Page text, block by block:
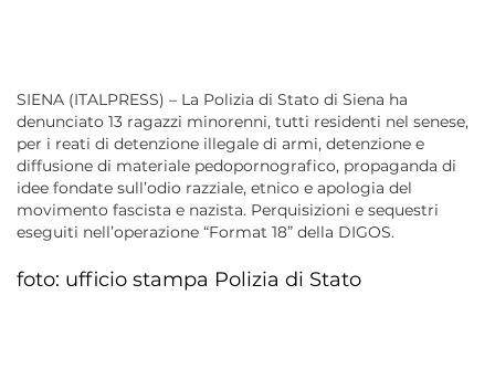
SIENA (ITALPRESS) – La Polizia di Stato di Siena ha
denunciato 13 ragazzi minorenni, tutti residenti nel senese,
per i reati di detenzione illegale di armi, detenzione e
diffusione di materiale pedopornografico, propaganda di
idee fondate sull’odio razziale, etnico e apologia del
movimento fascista e nazista. Perquisizioni e sequestri
eseguiti nell’operazione “Format 18” della DIGOS.
foto: ufficio stampa Polizia di Stato